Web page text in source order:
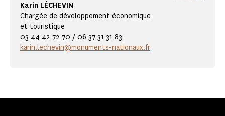
Karin LÉCHEVIN
Chargée de développement économique
et touristique
03 44 42 72 70 / 06 37 31 31 83
karin.lechevin@monuments-nationaux.fr